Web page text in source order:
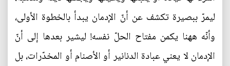
ليمرّ ببصيرة تكشف عن أنّ الإدمان يبدأ بالخطوة الأولى،
وأنّه ههنا يكمن مفتاح الحلّ نفسه! ليشير بعدها إلى أنّ
الإدمان لا يعني عبادة الدنانير أو الأصنام أو المخدّرات، بل